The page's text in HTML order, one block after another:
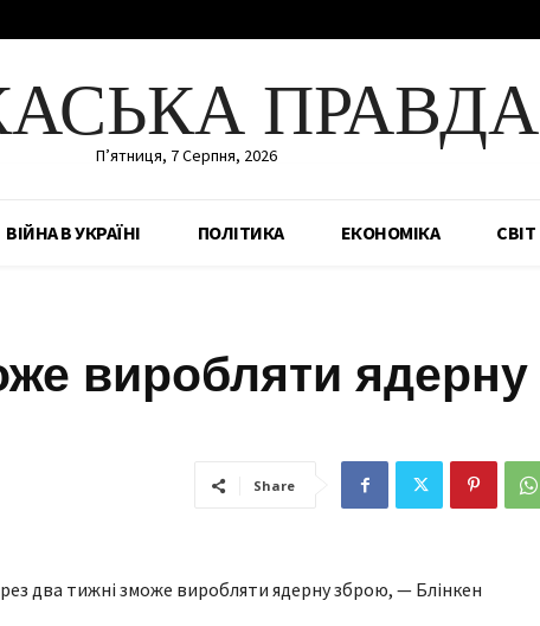
ПРАВДА
П’ятниця, 7 Серпня, 2026
ВІЙНА В УКРАЇНІ ПОЛІТИКА ЕКОНОМІКА СВІТ
виробляти ядерну
Share
два тижні зможе виробляти ядерну зброю, — Блінкен